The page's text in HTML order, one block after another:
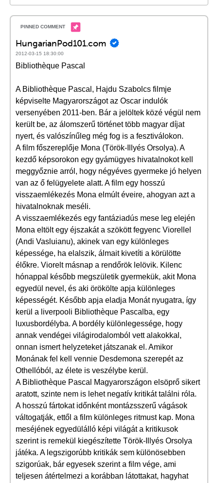
HungarianPod101.com
2012-03-15 18:30:00
Bibliothèque Pascal
A Bibliothèque Pascal, Hajdu Szabolcs filmje
képviselte Magyarországot az Oscar indulók
versenyében 2011-ben. Bár a jelöltek közé végül nem
került be, az álomszerű történet több magyar díjat
nyert, és valószínűleg még fog is a fesztiválokon.
A film főszereplője Mona (Török-Illyés Orsolya). A
kezdő képsorokon egy gyámügyes hivatalnokot kell
meggyőznie arról, hogy négyéves gyermeke jó helyen
van az ő felügyelete alatt. A film egy hosszú
visszaemlékezés Mona elmúlt éveire, ahogyan azt a
hivatalnoknak meséli.
A visszaemlékezés egy fantáziadús mese leg elején
Mona eltölt egy éjszakát a szökött fegyenc Viorellel
(Andi Vasluianu), akinek van egy különleges
képessége, ha elalszik, álmait kivetíti a körülötte
élőkre. Viorelt másnap a rendőrök lelövik. Kilenc
hónappal később megszületik gyermekük, akit Mona
egyedül nevel, és aki örökölte apja különleges
képességét. Később apja eladja Monát nyugatra, így
kerül a liverpooli Bibliothèque Pascalba, egy
luxusbordélyba. A bordély különlegessége, hogy
annak vendégei világirodalomból vett alakokkal,
onnan ismert helyzeteket játszanak el. Amikor
Monának fel kell vennie Desdemona szerepét az
Othellóból, az élete is veszélybe kerül.
A Bibliothèque Pascal Magyarországon elsöprő sikert
aratott, szinte nem is lehet negatív kritikát találni róla.
A hosszú fártokat időnként montázsszerű vágások
váltogatják, ettől a film különleges ritmust kap. Mona
meséjének egyedülálló képi világát a kritikusok
szerint is remekül kiegészítette Török-Illyés Orsolya
játéka. A legszigorúbb kritikák sem különösebben
szigorúak, bár egyesek szerint a film vége, ami
teljesen átértelmezi a korábban látottakat, hagyhat